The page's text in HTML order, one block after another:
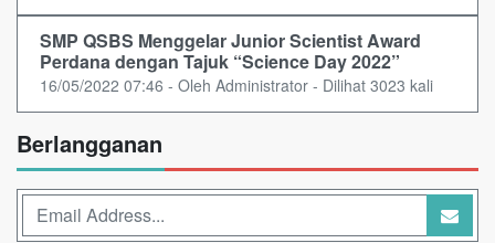
SMP QSBS Menggelar Junior Scientist Award
Perdana dengan Tajuk “Science Day 2022”
16/05/2022 07:46 - Oleh Administrator - Dilihat 3023 kali
Berlangganan